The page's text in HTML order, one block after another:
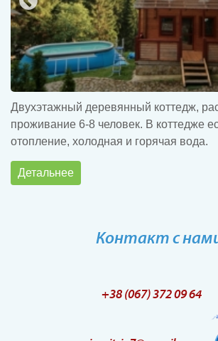
Двухэтажный деревянный коттедж,
проживание 6-8 человек. В коттедже
отопление, холодная и горячая вода.
этаже: сауна, комната отдыха.
Контакт с
+38 (067) 372 09 64